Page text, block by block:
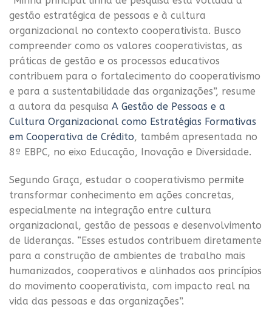
gestão estratégica de pessoas e à cultura
organizacional no contexto cooperativista. Busco
compreender como os valores cooperativistas, as
práticas de gestão e os processos educativos
contribuem para o fortalecimento do cooperativismo
e para a sustentabilidade das organizações”, resume
a autora da pesquisa A Gestão de Pessoas e a
Cultura Organizacional como Estratégias Formativas
em Cooperativa de Crédito, também apresentada no
8º EBPC, no eixo Educação, Inovação e Diversidade.
Segundo Graça, estudar o cooperativismo permite
transformar conhecimento em ações concretas,
especialmente na integração entre cultura
organizacional, gestão de pessoas e desenvolvimento
de lideranças. “Esses estudos contribuem diretamente
para a construção de ambientes de trabalho mais
humanizados, cooperativos e alinhados aos princípios
do movimento cooperativista, com impacto real na
vida das pessoas e das organizações”.